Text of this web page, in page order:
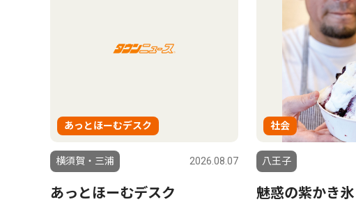
あっとほーむデスク
横須賀・三浦 2026.08.07
あっとほーむデスク
社会
八王子
魅惑の紫かき